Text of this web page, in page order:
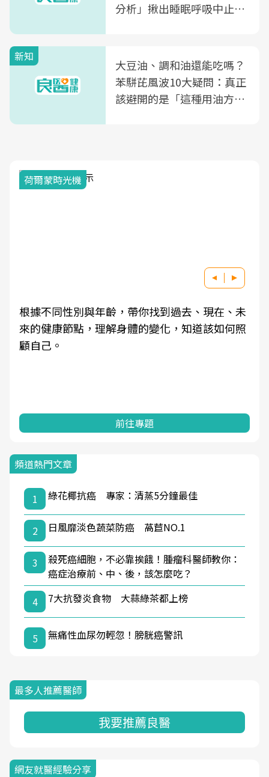
分析」揪出睡眠呼吸中止症
新知
大豆油、調和油還能吃嗎？
苯駢芘風波10大疑問：真正
該避開的是「這種用油方
荷爾蒙時光機
根據不同性別與年齡，帶你找到過去、現在、未
來的健康節點，理解身體的變化，知道該如何照
顧自己。
前往專題
頻道熱門文章
1 綠花椰抗癌 專家：清蒸5分鐘最佳
2 日風靡淡色蔬菜防癌 萵苣NO.1
3
殺死癌細胞，不必靠挨餓！腫瘤科醫師教你：
癌症治療前、中、後，該怎麼吃？
4
7大抗發炎食物 大蒜綠茶都上榜
5 無痛性血尿勿輕忽！膀胱癌警訊
最多人推薦醫師
我要推薦良醫
網友就醫經驗分享